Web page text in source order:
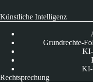
Künstliche Intelligenz
Grundrechte-
KI-
KI-
Rechtsprechung